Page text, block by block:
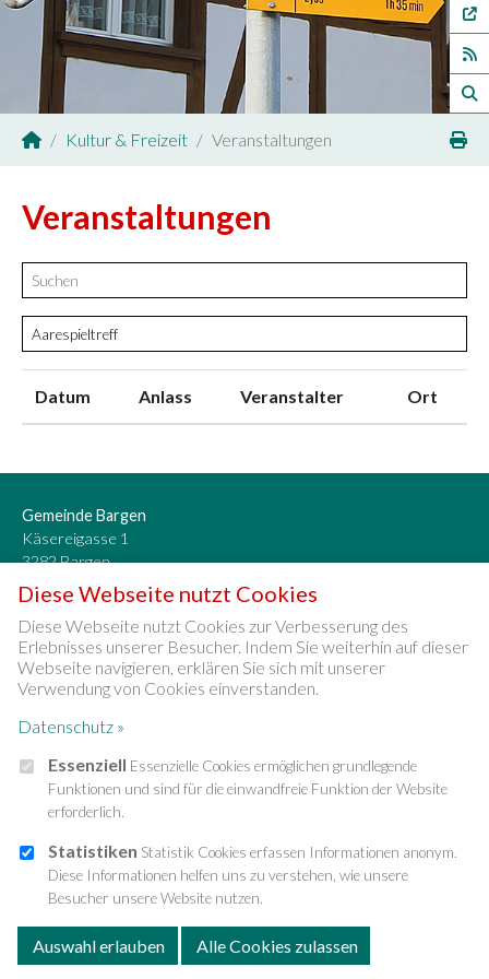
Diese Webseite nutzt Cookies
Diese Webseite nutzt Cookies zur Verbesserung des
Erlebnisses unserer Besucher. Indem Sie weiterhin auf dieser
Webseite navigieren, erklären Sie sich mit unserer
Verwendung von Cookies einverstanden.
Datenschutz »
Essenziell Essenzielle Cookies ermöglichen grundlegende
Funktionen und sind für die einwandfreie Funktion der Website
erforderlich.
Statistiken Statistik Cookies erfassen Informationen anonym.
Diese Informationen helfen uns zu verstehen, wie unsere
Besucher unsere Website nutzen.
Sie sind hier:
Kultur & Freizeit Veranstaltungen
Veranstaltungen
Datum Anlass Veranstalter Ort
Gemeinde Bargen
Käsereigasse 1
3282 Bargen
032 392 12 78
info[at]bargen-be.ch
Öffnungszeiten
Montag bis Donnerstag 9 bis 12 Uhr
Freitag geschlossen
» Online-Schalter
» Kontakt
» Impressum & Datenschutz